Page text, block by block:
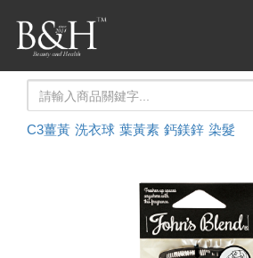
C3薑黃 洗衣球 葉黃素 鈣鎂鋅 染髮